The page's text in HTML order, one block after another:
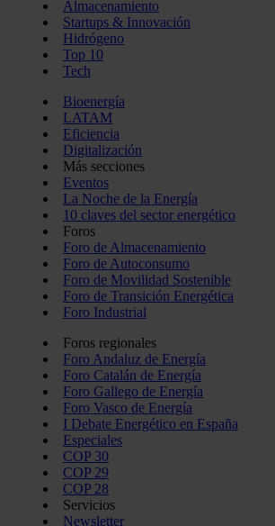
Almacenamiento
Startups & Innovación
Hidrógeno
Top 10
Tech
Bioenergía
LATAM
Eficiencia
Digitalización
Más secciones
Eventos
La Noche de la Energía
10 claves del sector energético
Foros
Foro de Almacenamiento
Foro de Autoconsumo
Foro de Movilidad Sostenible
Foro de Transición Energética
Foro Industrial
Foros regionales
Foro Andaluz de Energía
Foro Catalán de Energía
Foro Gallego de Energía
Foro Vasco de Energía
I Debate Energético en España
Especiales
COP 30
COP 29
COP 28
Servicios
Newsletter